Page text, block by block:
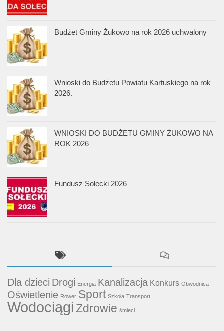
Budżet Gminy Żukowo na rok 2026 uchwalony
Wnioski do Budżetu Powiatu Kartuskiego na rok
2026.
WNIOSKI DO BUDŻETU GMINY ŻUKOWO NA
ROK 2026
Fundusz Sołecki 2026
Dla dzieci Drogi Energia Kanalizacja Konkurs Obwodnica
Oświetlenie Rower Sport Szkoła Transport
WodociągiZdrowie śmieci